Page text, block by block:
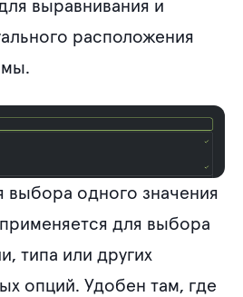
выравнивания и
расположения
выбора одного значения
для выбора
типа или других
опций. Удобен там, где